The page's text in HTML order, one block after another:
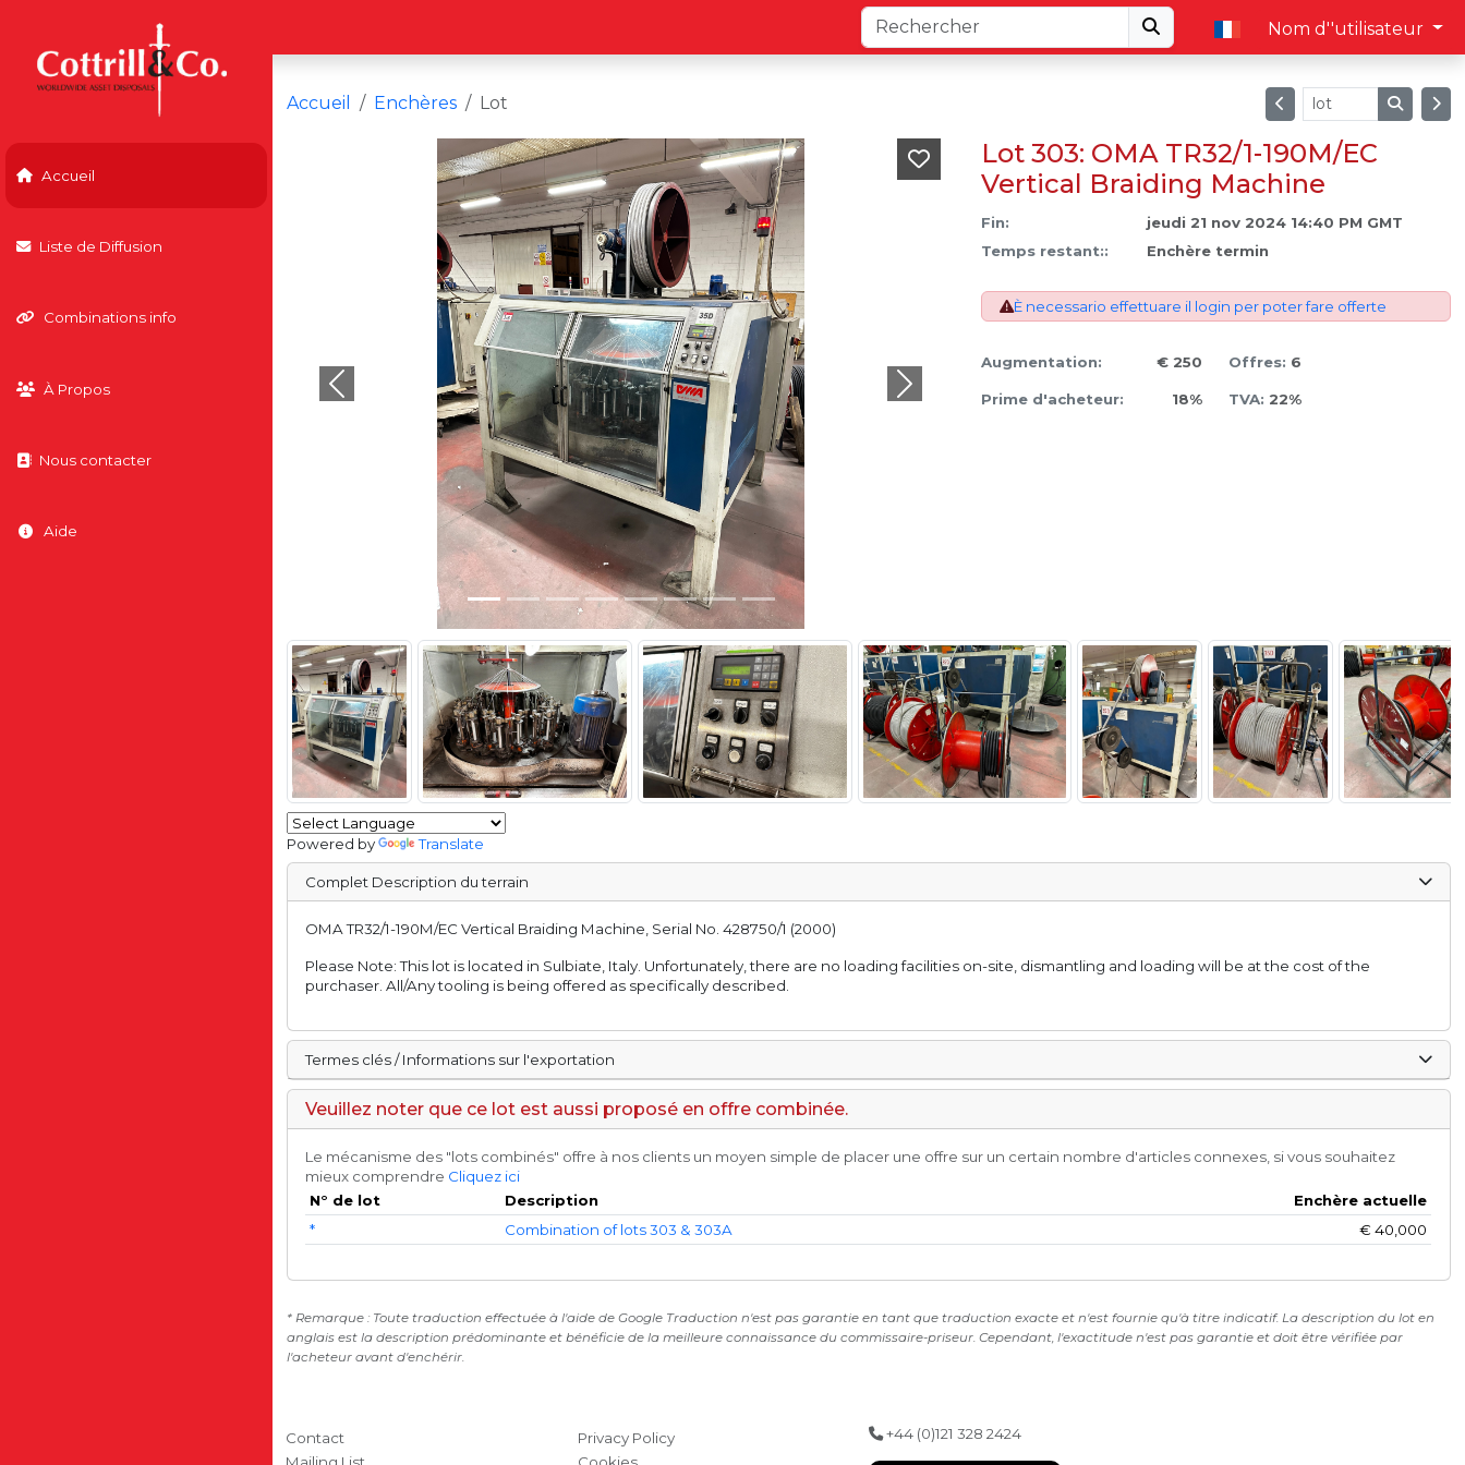
Nom d''utilisateur
Accueil
Liste de Diffusion
Combinations info
À Propos
Nous contacter
Aide
Accueil Enchères Lot
Previous Next
Lot 303: OMA TR32/1-190M/EC
Vertical Braiding Machine
Fin:
jeudi 21 nov 2024 14:40 PM GMT
Temps restant::
Enchère termin
È necessario effettuare il login per poter fare offerte
Augmentation: € 250 Offres: 6
Prime d'acheteur: 18% TVA:22%
Powered by Translate
Complet Description du terrain
OMA TR32/1-190M/EC Vertical Braiding Machine, Serial No. 428750/1 (2000)
Please Note: This lot is located in Sulbiate, Italy. Unfortunately, there are no loading facilities on-site, dismantling and loading will be at the cost of the
purchaser. All/Any tooling is being offered as specifically described.
Termes clés / Informations sur l'exportation
Veuillez noter que ce lot est aussi proposé en offre combinée.
Le mécanisme des "lots combinés" offre à nos clients un moyen simple de placer une offre sur un certain nombre d'articles connexes, si vous souhaitez
mieux comprendre Cliquez ici
N° de lot
Description
Enchère actuelle
*
Combination of lots 303 & 303A €40,000
* Remarque : Toute traduction effectuée à l'aide de Google Traduction n'est pas garantie en tant que traduction exacte et n'est fournie qu'à titre indicatif. La description du lot en
anglais est la description prédominante et bénéficie de la meilleure connaissance du commissaire-priseur. Cependant, l'exactitude n'est pas garantie et doit être vérifiée par
l'acheteur avant d'enchérir.
Contact
Privacy Policy
+44 (0)121 328 2424